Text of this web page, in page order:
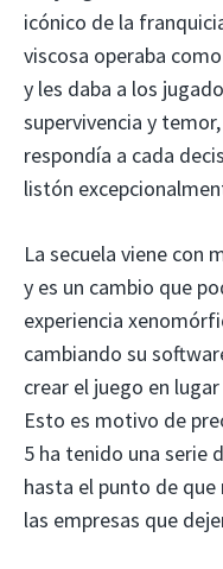
icónico de la
viscosa operaba
y les daba a los
supervivencia y
respondía a cada
listón
La secuela viene con
y es un cambio que
experiencia
cambiando su
crear el juego en
Esto es motivo de
5 ha tenido una serie
hasta el punto de
las empresas que